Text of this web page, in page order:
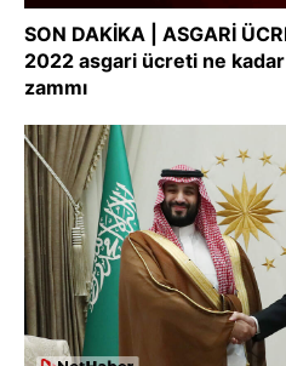
SON DAKİKA | ASGARİ
2022 asgari ücreti ne
zammı